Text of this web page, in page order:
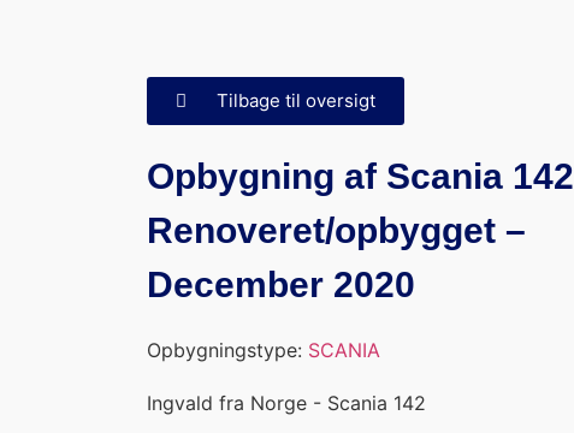
Tilbage til oversigt
Opbygning af Scania 142
Renoveret/opbygget –
December 2020
Opbygningstype: SCANIA
Ingvald fra Norge - Scania 142